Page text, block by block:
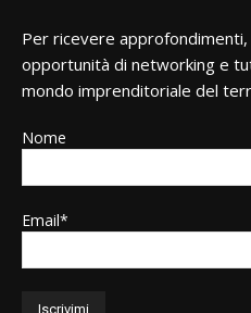
Per ricevere
opportunità di networking e
mondo imprenditoriale del
Nome
Email*